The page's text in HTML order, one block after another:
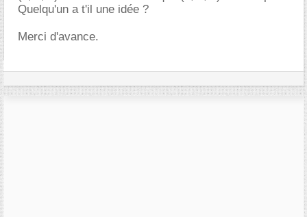
Quelqu'un a t'il une idée ?
Merci d'avance.